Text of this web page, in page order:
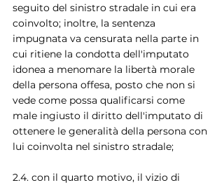
seguito del sinistro stradale in cui era
coinvolto; inoltre, la sentenza
impugnata va censurata nella parte in
cui ritiene la condotta dell'imputato
idonea a menomare la libertà morale
della persona offesa, posto che non si
vede come possa qualificarsi come
male ingiusto il diritto dell'imputato di
ottenere le generalità della persona con
lui coinvolta nel sinistro stradale;
2.4. con il quarto motivo, il vizio di